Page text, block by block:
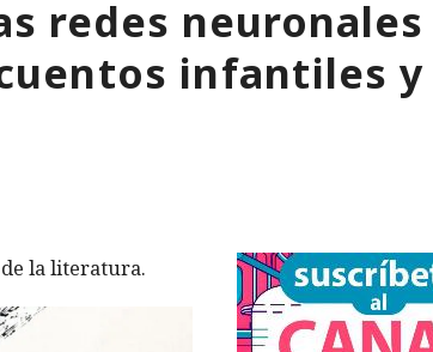
redes neuronales
infantiles y
la literatura.